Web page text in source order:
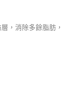
，消除多餘脂肪，